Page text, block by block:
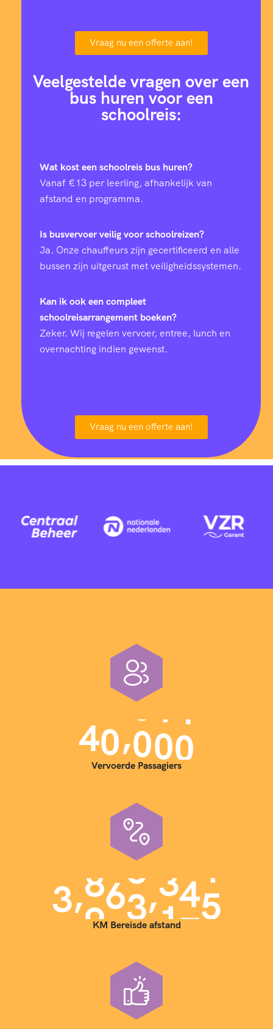
Vraag nu een offerte aan!
Veelgestelde vragen over een
bus huren voor een
schoolreis:
Wat kost een schoolreis bus huren?
Vanaf €13 per leerling, afhankelijk van
afstand en programma.
Is busvervoer veilig voor schoolreizen?
Ja. Onze chauffeurs zijn gecertificeerd en alle
bussen zijn uitgerust met veiligheidssystemen.
Kan ik ook een compleet
schoolreisarrangement boeken?
Zeker. Wij regelen vervoer, entree, lunch en
overnachting indien gewenst.
Vraag nu een offerte aan!
40,000
Vervoerde Passagiers
3,900,000
KM Bereisde afstand